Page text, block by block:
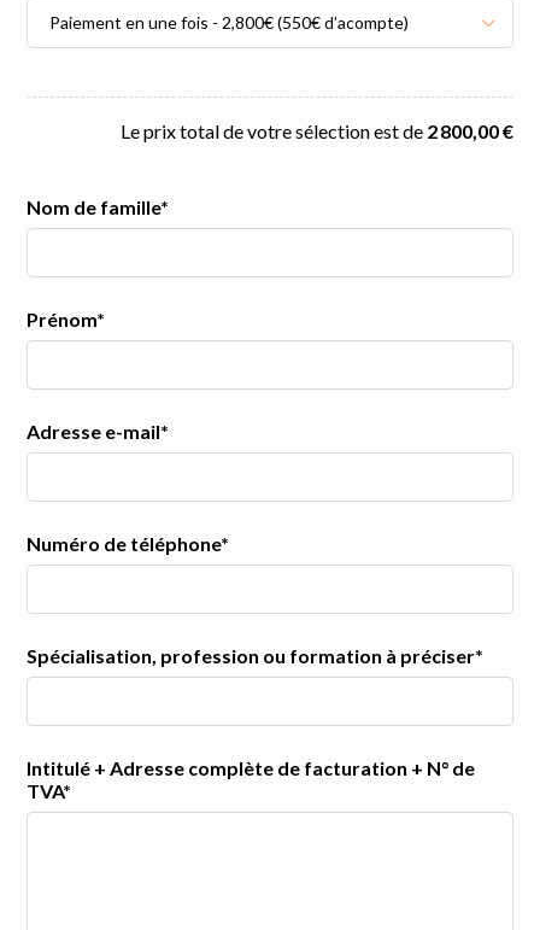
Paiement en une fois - 2,800€ (550€ d’acompte)
Le prix total de votre sélection est de 2 800,00 €
Nom de famille*
Prénom*
Adresse e-mail*
Numéro de téléphone*
Spécialisation, profession ou formation à préciser*
Intitulé + Adresse complète de facturation + N° de
TVA*